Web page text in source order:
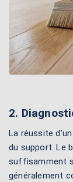
2.
La réussite
du support. Le
suffisamment
généralement